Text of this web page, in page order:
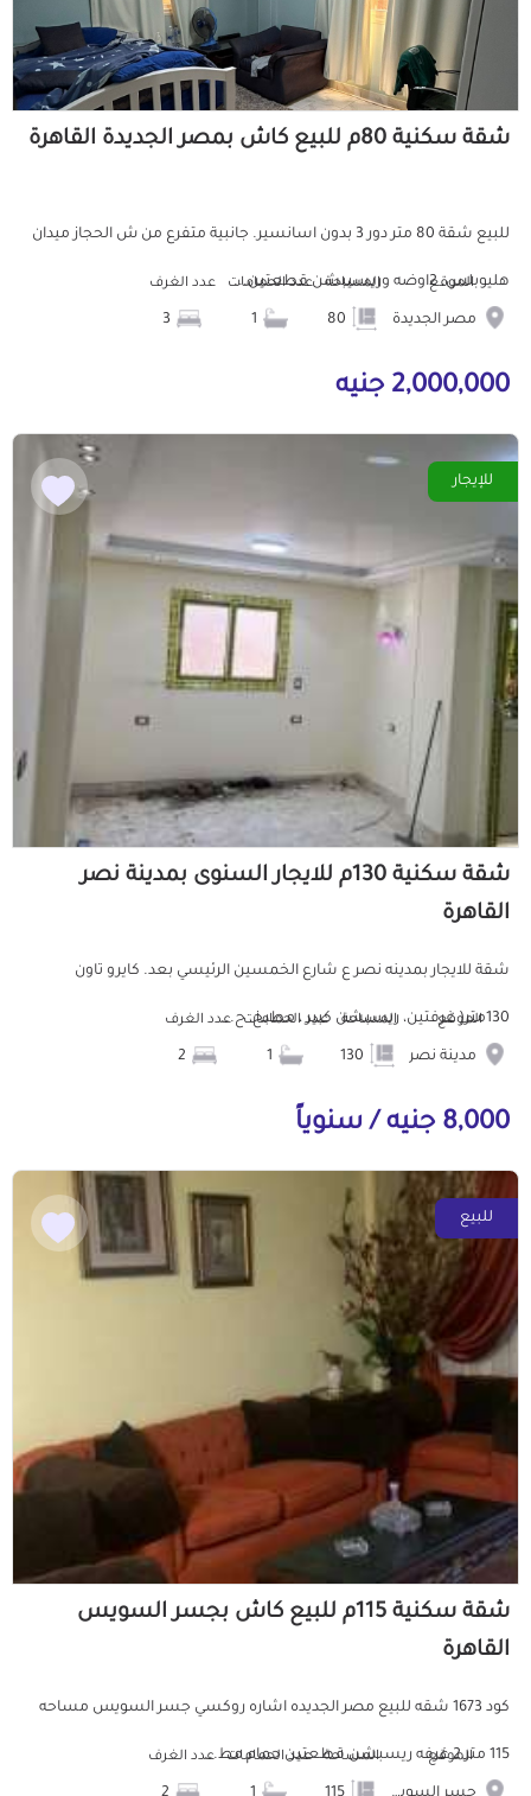
شقة سكنية 80م للبيع كاش بمصر الجديدة القاهرة
للبيع شقة 80 متر دور 3 بدون اسانسير. جانبية متفرع من ش الحجاز ميدان
هليوبلس. 2اوضه وريسيبشن قطعتين...
الموقع
مصر الجديدة
المساحة عدد الحمامات عدد الغرف
2,000,000 جنيه
للإيجار
شقة سكنية 130م للايجار السنوى بمدينة نصر
القاهرة
شقة للايجار بمدينه نصر ع شارع الخمسين الرئيسي بعد. كايرو تاون
130متر( غرفتين، ريسبشن كبير ، مطبخ، ح... الموقع
مدينة نصر
المساحة عدد الحمامات عدد الغرف
8,000 جنيه / سنوياً
للبيع
شقة سكنية 115م للبيع كاش بجسر السويس
القاهرة
كود 1673 شقه للبيع مصر الجديده اشاره روكسي جسر السويس مساحه
115 متر 2 غرفه ريسبشن قطعتين حمام مط... الموقع المساحة عدد الحمامات عدد الغرف